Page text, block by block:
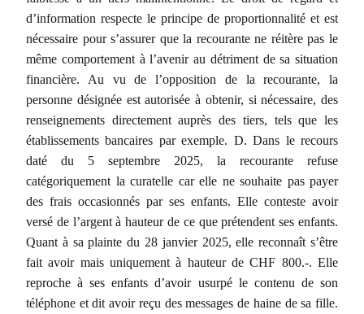
d’information respecte le principe de proportionnalité et est
nécessaire pour s’assurer que la recourante ne réitère pas le
même comportement à l’avenir au détriment de sa situation
financière. Au vu de l’opposition de la recourante, la
personne désignée est autorisée à obtenir, si nécessaire, des
renseignements directement auprès des tiers, tels que les
établissements bancaires par exemple. D. Dans le recours
daté du 5 septembre 2025, la recourante refuse
catégoriquement la curatelle car elle ne souhaite pas payer
des frais occasionnés par ses enfants. Elle conteste avoir
versé de l’argent à hauteur de ce que prétendent ses enfants.
Quant à sa plainte du 28 janvier 2025, elle reconnaît s’être
fait avoir mais uniquement à hauteur de CHF 800.-. Elle
reproche à ses enfants d’avoir usurpé le contenu de son
téléphone et dit avoir reçu des messages de haine de sa fille.